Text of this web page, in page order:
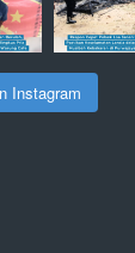
Instagram